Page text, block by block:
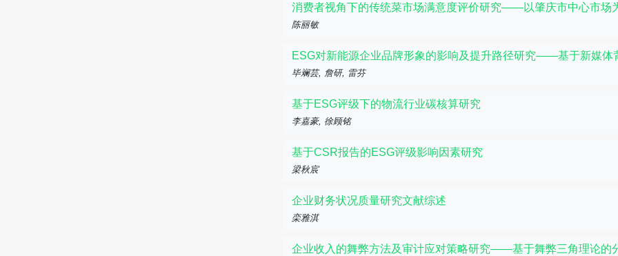
消费者视角下的传统菜市场满意度评价研究——以肇庆市中心市场
陈丽敏
ESG对新能源企业品牌形象的影响及提升路径研究——基于新媒体
毕斓芸, 詹研, 雷芬
基于ESG评级下的物流行业碳核算研究
李嘉豪, 徐顾铭
基于CSR报告的ESG评级影响因素研究
梁秋宸
企业财务状况质量研究文献综述
栾雅淇
企业收入的舞弊方法及审计应对策略研究——基于舞弊三角理论的